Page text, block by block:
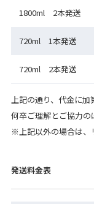
1800ml 2本発送
720ml 1本発送
720ml 2本発送
上記の通り、代金に加
何卒ご理解とご協力の
※上記以外の場合は、
発送料金表